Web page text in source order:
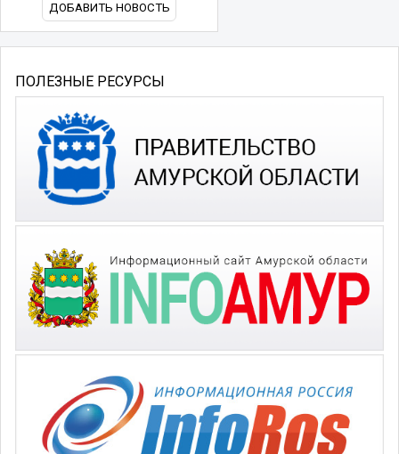
ДОБАВИТЬ НОВОСТЬ
ПОЛЕЗНЫЕ РЕСУРСЫ